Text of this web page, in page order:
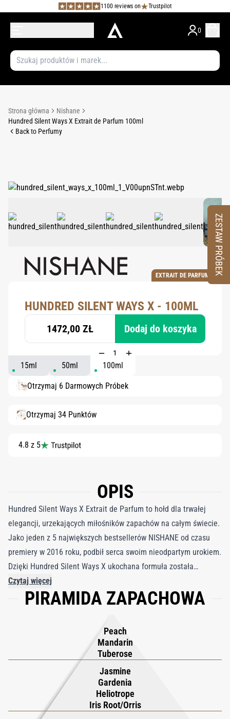
1100 reviews on Trustpilot
0
Strona główna
Nishane
Hundred Silent Ways X Extrait de Parfum 100ml
Back to Perfumy
EXTRAIT DE PARFUM
HUNDRED SILENT WAYS X - 100ML
1472,00 ZŁ Dodaj do koszyka
15ml 50ml 100ml
Otrzymaj 6 Darmowych Próbek
Otrzymaj 34 Punktów
4.8 z 5
OPIS
Hundred Silent Ways X Extrait de Parfum to hołd dla trwałej
elegancji, urzekających miłośników zapachów na całym świecie.
Jako jeden z 5 największych bestsellerów NISHANE od czasu
premiery w 2016 roku, podbił serca swoim nieodpartym urokiem.
Dzięki Hundred Silent Ways X ukochana formuła została
podniesiona na nowy poziom wyrafinowania poprzez
wprowadzenie wyrafinowanych nut skórnych. Żywy wybuch
wyrafinowania serca. Delikatne połączenie gardenii, irysa,
jaśminu i heliotropu tworzy aurę pełnej wdzięku kobiecości,
płynnie przechodzącej w bazę z bogatej wanilii, miękkiej skóry i
ziemistej paczuli. Ta harmonijna mieszanka otula skórę ciepłym
i zmysłowym uściskiem. Dla tych, którzy uwielbiają słodki, ale
wyrafinowany zapach, Hundred Silent Ways X oferuje
Czytaj więcej
PIRAMIDA ZAPACHOWA
Peach
Mandarin
Tuberose
Jasmine
Gardenia
Heliotrope
Iris Root/Orris
ZESTAW PRÓBEK